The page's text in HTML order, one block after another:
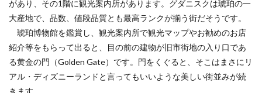
があり、その1階に観光案内所があります。グダニスクは琥珀の一
大産地で、品数、値段品質とも最高ランクが揃う街だそうです。
琥珀博物館を鑑賞し、観光案内所で観光マップやお勧めのお店
紹介等をもらって出ると、目の前の建物が旧市街地の入り口であ
る黄金の門（Golden Gate）です。門をくぐると、そこはまさにリ
アル・ディズニーランドと言ってもいいような美しい街並みが続
きます。